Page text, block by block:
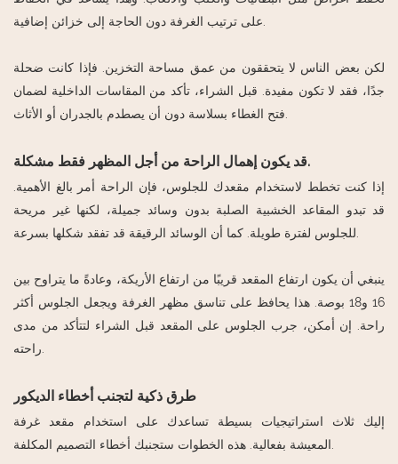
لكن بعض الناس لا يتحققون من عمق مساحة التخزين. فإذا كانت ضحلة
جدًا، فقد لا تكون مفيدة. قبل الشراء، تأكد من المقاسات الداخلية لضمان
قد يكون إهمال الراحة من أجل المظهر فقط مشكلة.
إذا كنت تخطط لاستخدام مقعدك للجلوس، فإن الراحة أمر بالغ الأهمية.
قد تبدو المقاعد الخشبية الصلبة بدون وسائد جميلة، لكنها غير مريحة
ينبغي أن يكون ارتفاع المقعد قريبًا من ارتفاع الأريكة، وعادةً ما يتراوح بين
16 و18 بوصة. هذا يحافظ على تناسق مظهر الغرفة ويجعل الجلوس أكثر
راحة. إن أمكن، جرب الجلوس على المقعد قبل الشراء لتتأكد من مدى
طرق ذكية لتجنب أخطاء الديكور
إليك ثلاث استراتيجيات بسيطة تساعدك على استخدام مقعد غرفة